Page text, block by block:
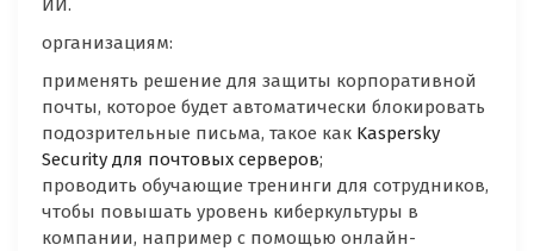
ИИ.
организациям:
применять решение для защиты корпоративной
почты, которое будет автоматически блокировать
подозрительные письма, такое как Kaspersky
Security для почтовых серверов;
проводить обучающие тренинги для сотрудников,
чтобы повышать уровень киберкультуры в
компании, например с помощью онлайн-